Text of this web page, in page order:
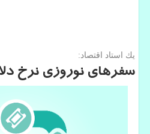
یك استاد اقتصاد:
سفرهای نوروزی نرخ